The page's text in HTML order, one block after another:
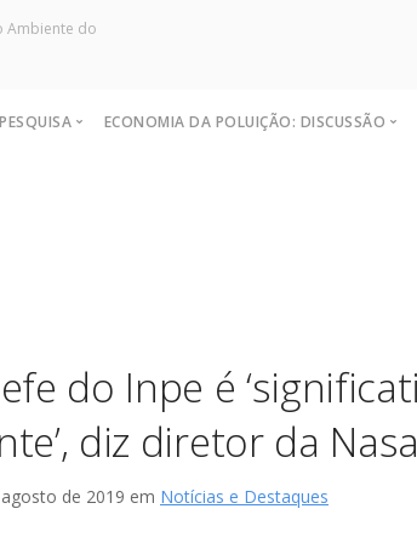
Ambiente do
Pesquisadores
ECONOMIA DA POLUIÇÃO: DISCUSSÃO
Ronald Coase e Poluição
Críticas
do Inpe é
diz diretor da Nasa
de 2019 em Notícias e Destaques